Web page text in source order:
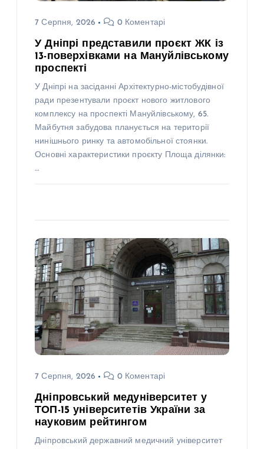
7 Серпня, 2026 0 Коментарі
У Дніпрі представили проєкт ЖК із
13-поверхівками на Мануйлівському
проспекті
У Дніпрі на засіданні Архітектурно-містобудівної
ради презентували проєкт нового житлового
комплексу на проспекті Мануйлівському, 65.
Майбутня забудова планується на території
нинішнього ринку та автомобільної стоянки.
Основні характеристики проєкту Площа ділянки:
…
7 Серпня, 2026 0 Коментарі
Дніпровський медуніверситет у
ТОП-15 університетів України за
науковим рейтингом
Дніпровський державний медичний університет